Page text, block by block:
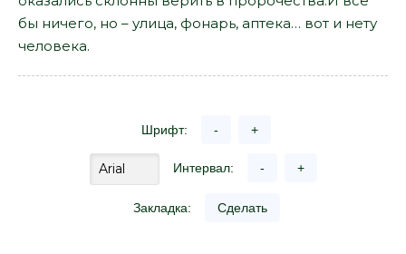
бы ничего, но – улица, фонарь, аптека… вот и нету
человека.
Шрифт: - +
Интервал: - +
Закладка: Сделать